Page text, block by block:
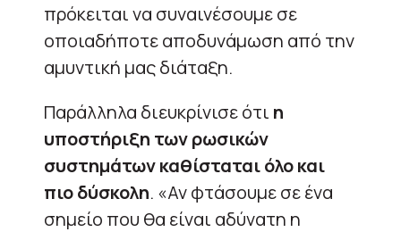
πρόκειται να συναινέσουμε σε
οποιαδήποτε αποδυνάμωση από την
αμυντική μας διάταξη.
Παράλληλα διευκρίνισε ότι η
υποστήριξη των ρωσικών
συστημάτων καθίσταται όλο και
πιο δύσκολη. «Αν φτάσουμε σε ένα
σημείο που θα είναι αδύνατη η